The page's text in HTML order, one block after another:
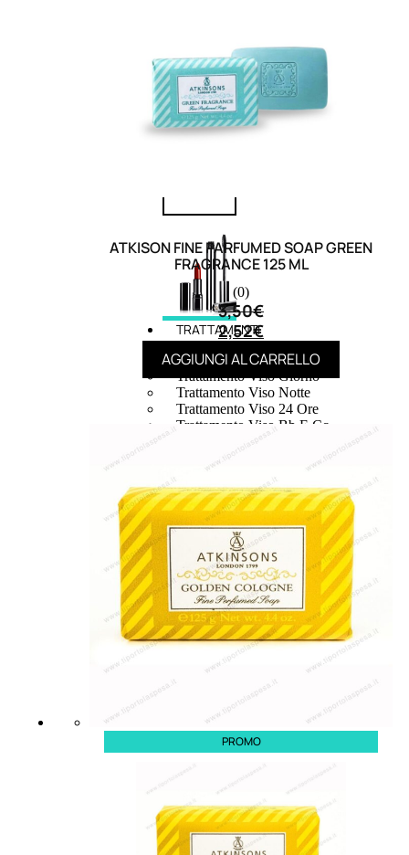
speciali
Solvente
Trattamenti
unghie
TRATTAMENTI
Trattamento Viso Antieta
Trattamento Viso Giorno
Trattamento Viso Notte
Trattamento Viso 24 Ore
Trattamento Viso Bb E Cc
Trattamento Viso Occhi
Trattamento Viso Detergenza
Trattamento Viso Maschere
Trattamento Viso Idratante
Trattamento Viso Labbra
Trattamento Viso Sieri
Trattamento Collo e Decolleté
Trattamento Corpo
Trattamento Anticellulite
Trattamento Mani e Piedi
Trattamento Unghie
Trattamento Deodoranti
Cofanetti Trattamento Viso
Cofanetti Trattamento Corpo
Viso
Trattamento
Trattamento
ATKISON FINE PARFUMED SOAP GREEN
FRAGRANCE 125 ML
(0)
3,50€
2,52€
AGGIUNGI AL CARRELLO
PROMO